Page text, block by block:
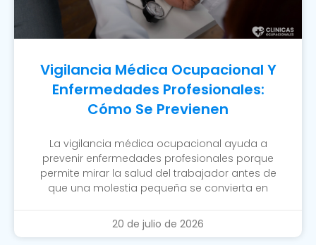
Vigilancia Médica Ocupacional Y
Enfermedades Profesionales:
Cómo Se Previenen
La vigilancia médica ocupacional ayuda a
prevenir enfermedades profesionales porque
permite mirar la salud del trabajador antes de
que una molestia pequeña se convierta en
20 de julio de 2026